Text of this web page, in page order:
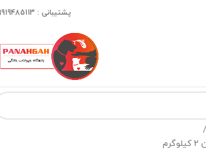
پشتیبانی : 09919485113